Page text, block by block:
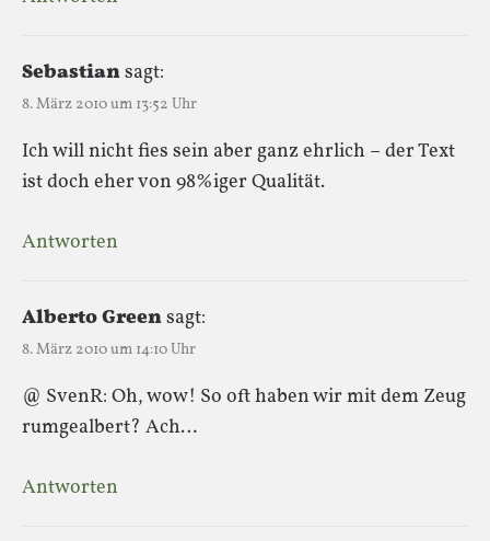
Sebastiansagt:
8. März 2010 um 13:52 Uhr
Ich will nicht fies sein aber ganz ehrlich – der Text
ist doch eher von 98%iger Qualität.
Antworten
Alberto Greensagt:
8. März 2010 um 14:10 Uhr
@ SvenR: Oh, wow! So oft haben wir mit dem Zeug
rumgealbert? Ach…
Antworten